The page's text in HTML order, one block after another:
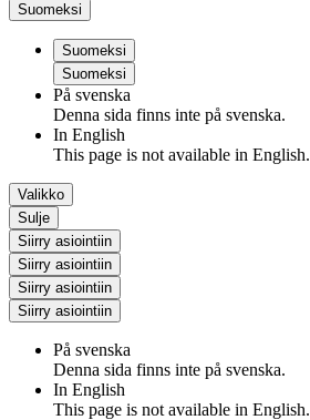
Suomeksi
Suomeksi
Suomeksi
På svenska
Denna sida finns inte på svenska.
In English
This page is not available in English.
Valikko
Sulje
Siirry asiointiin
Siirry asiointiin
Siirry asiointiin
Siirry asiointiin
På svenska
Denna sida finns inte på svenska.
In English
This page is not available in English.